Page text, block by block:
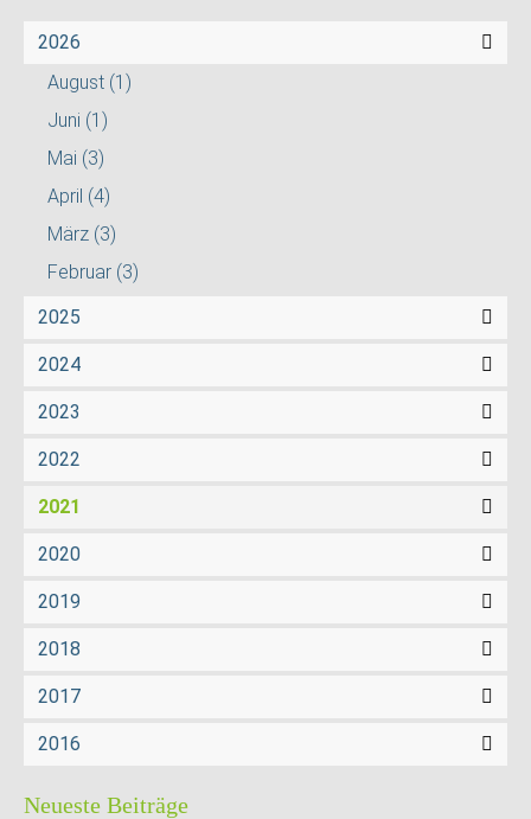
2026
August (1)
Juni (1)
Mai (3)
April (4)
März (3)
Februar (3)
2025
2024
2023
2022
2021
2020
2019
2018
2017
2016
Neueste Beiträge